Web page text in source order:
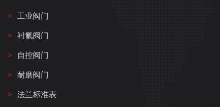
工业阀门
衬氟阀门
自控阀门
耐磨阀门
法兰标准表